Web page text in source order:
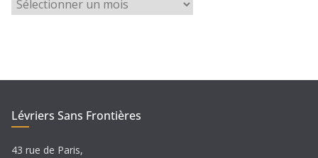
e
s
Lévriers Sans Frontières
43 rue de Paris,